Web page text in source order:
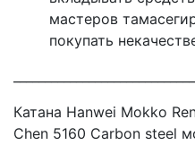
мастеров
покупать
Катана Hanwei Mokko
Chen 5160 Carbon steel